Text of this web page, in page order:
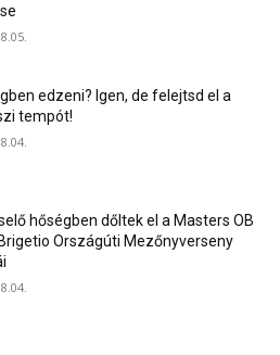
edzeni? Igen, de felejtsd el a
tempót!
hőségben dőltek el a Masters OB
Országúti Mezőnyverseny